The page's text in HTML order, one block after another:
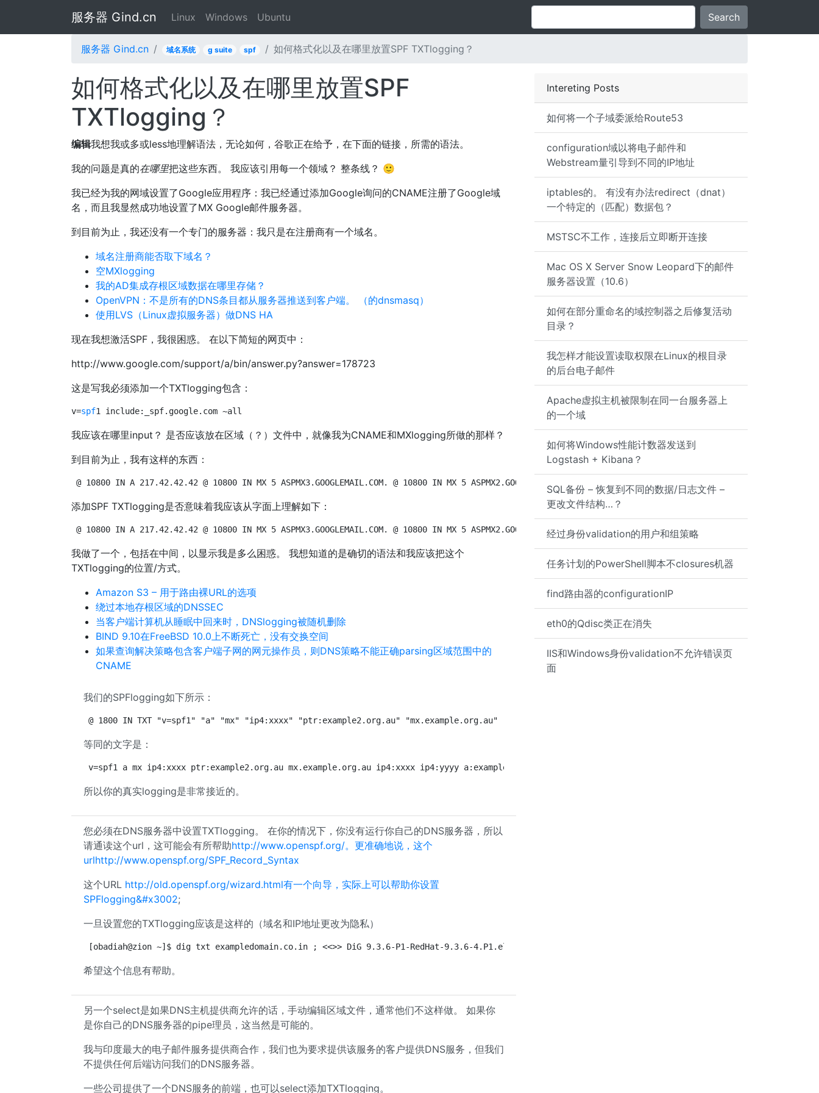
服务器 Gind.cn Linux Windows Ubuntu Search
服务器 Gind.cn 域名系统 g suite spf 如何格式化以及在哪里放置SPF TXTlogging？
Intereting Posts
如何将一个子域委派给Route53
configuration域以将电子邮件和
Webstream量引导到不同的IP地址
iptables的。 有没有办法redirect（dnat）
一个特定的（匹配）数据包？
MSTSC不工作，连接后立即断开连接
Mac OS X Server Snow Leopard下的邮件
服务器设置（10.6）
如何在部分重命名的域控制器之后修复活动
目录？
我怎样才能设置读取权限在Linux的根目录
的后台电子邮件
Apache虚拟主机被限制在同一台服务器上
的一个域
如何将Windows性能计数器发送到
Logstash + Kibana？
SQL备份 – 恢复到不同的数据/日志文件 –
更改文件结构…？
经过身份validation的用户和组策略
任务计划的PowerShell脚本不closures机器
find路由器的configurationIP
eth0的Q​​disc类正在消失
IIS和Windows身份validation不允许错误页
面
如何格式化以及在哪里放置SPF
TXTlogging？
编辑我想我或多或less地理解语法，无论如何，谷歌正在给予，在下面的链接，所需的语法。
我的问题是真的在哪里把这些东西。 我应该引用每一个领域？ 整条线？ 🙂
我已经为我的网域设置了Google应用程序：我已经通过添加Google询问的CNAME注册了Google域
名，而且我显然成功地设置了MX Google邮件服务器。
到目前为止，我还没有一个专门的服务器：我只是在注册商有一个域名。
域名注册商能否取下域名？
空MXlogging
我的AD集成存根区域数据在哪里存储？
OpenVPN：不是所有的DNS条目都从服务器推送到客户端。 （的dnsmasq）
使用LVS（Linux虚拟服务器）做DNS HA
现在我想激活SPF，我很困惑。 在以下简短的网页中：
http://www.google.com/support/a/bin/answer.py?answer=178723
这是写我必须添加一个TXTlogging包含：
v=spf1 include:_spf.google.com ~all
我应该在哪里input？ 是否应该放在区域（？）文件中，就像我为CNAME和MXlogging所做的那样？
到目前为止，我有这样的东西：
@ 10800 IN A 217.42.42.42 @ 10800 IN MX 5 ASPMX3.GOOGLEMAIL.COM. @ 10800 IN MX 5 ASPMX2.GOOGLEMAIL.COM. @ 10800 IN MX 3 ALT2.ASPMX.L.GOOGLE.COM. @
添加SPF TXTlogging是否意味着我应该从字面上理解如下：
@ 10800 IN A 217.42.42.42 @ 10800 IN MX 5 ASPMX3.GOOGLEMAIL.COM. @ 10800 IN MX 5 ASPMX2.GOOGLEMAIL.COM. @ 3600 IN TXT "v=spf1 include:_spf.google.com
我做了一个，包括在中间，以显示我是多么困惑。 我想知道的是确切的语法和我应该把这个
TXTlogging的位置/方式。
Amazon S3 – 用于路由裸URL的选项
绕过本地存根区域的DNSSEC
当客户端计算机从睡眠中回来时，DNSlogging被随机删除
BIND 9.10在FreeBSD 10.0上不断死亡，没有交换空间
如果查询解决策略包含客户端子网的网元操作员，则DNS策略不能正确parsing区域范围中的
CNAME
我们的SPFlogging如下所示：
@ 1800 IN TXT "v=spf1" "a" "mx" "ip4:xxxx" "ptr:example2.org.au" "mx.example.org.au" "ip4:xxxx" "ip4:yyyy" "a:example2.org.au" "+all"
等同的文字是：
v=spf1 a mx ip4:xxxx ptr:example2.org.au mx.example.org.au ip4:xxxx ip4:yyyy a:example2.org.au +all
所以你的真实logging是非常接近的。
您必须在DNS服务器中设置TXTlogging。 在你的情况下，你没有运行你自己的DNS服务器，所以
请通读这个url，这可能会有所帮助http://www.openspf.org/。更准确地说，这个
urlhttp://www.openspf.org/SPF_Record_Syntax
这个URL http://old.openspf.org/wizard.html有一个向导，实际上可以帮助你设置
SPFlogging&#x3002;
一旦设置您的TXTlogging应该是这样的（域名和IP地址更改为隐私）
[obadiah@zion ~]$ dig txt exampledomain.co.in ; <<>> DiG 9.3.6-P1-RedHat-9.3.6-4.P1.el5_4.2 <<>> txt exampledomain.co.in ;; global options: printcmd ;;
希望这个信息有帮助。
另一个select是如果DNS主机提供商允许的话，手动编辑区域文件，通常他们不这样做。 如果你
是你自己的DNS服务器的pipe理员，这当然是可能的。
我与印度最大的电子邮件服务提供商合作，我们也为要求提供该服务的客户提供DNS服务，但我们
不提供任何后端访问我们的DNS服务器。
一些公司提供了一个DNS服务的前端，也可以select添加TXTlogging。